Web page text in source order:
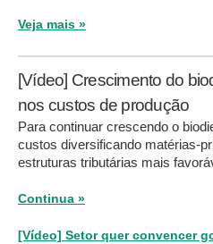
Veja mais »
[Vídeo] Crescimento do
nos custos de produção
Para continuar crescendo o
custos diversificando matérias-
estruturas tributárias mais
Continua »
[Vídeo] Setor quer convencer